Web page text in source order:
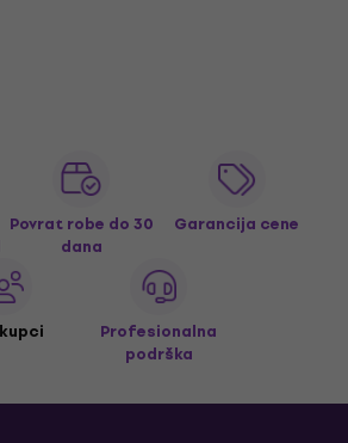
Povrat robe do 30
dana
Garancija cene
Profesionalna
podrška